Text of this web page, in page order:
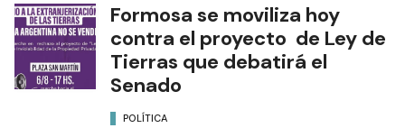
Formosa se moviliza hoy
contra el proyecto de Ley de
Tierras que debatirá el
Senado
POLÍTICA